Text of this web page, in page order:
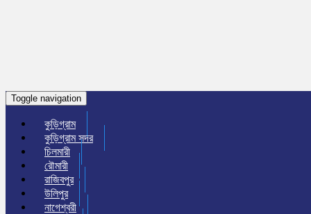
Toggle navigation
কুড়িগ্রাম
কুড়িগ্রাম সদর
চিলমারী
রৌমারী
রাজিবপুর
উলিপুর
নাগেশ্বরী